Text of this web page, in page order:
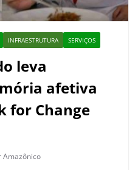
INFRAESTRUTURA SERVIÇOS
leva
afetiva
for Change
Amazônico